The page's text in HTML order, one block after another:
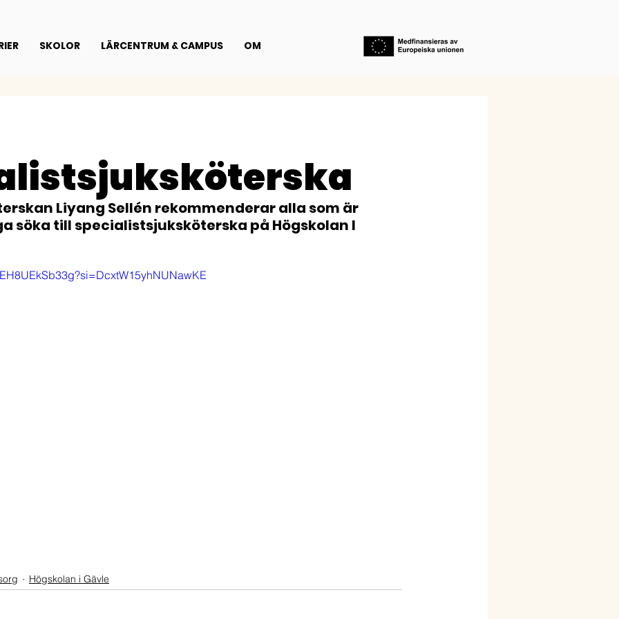
SKOLOR LÄRCENTRUM & CAMPUS OM
Liyang Sellén rekommenderar alla som är
söka till specialistsjuksköterska på Högskolan I
youtu.be/EH8UEkSb33g?si=DcxtW15yhNUNawKE
Högskolan i Gävle